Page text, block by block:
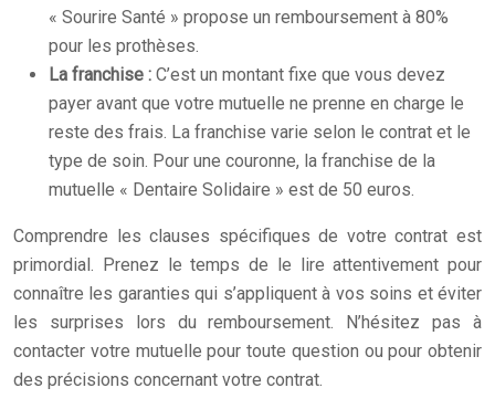
« Sourire Santé » propose un remboursement à 80%
pour les prothèses.
La franchise : C’est un montant fixe que vous devez
payer avant que votre mutuelle ne prenne en charge le
reste des frais. La franchise varie selon le contrat et le
type de soin. Pour une couronne, la franchise de la
mutuelle « Dentaire Solidaire » est de 50 euros.
Comprendre les clauses spécifiques de votre contrat est
primordial. Prenez le temps de le lire attentivement pour
connaître les garanties qui s’appliquent à vos soins et éviter
les surprises lors du remboursement. N’hésitez pas à
contacter votre mutuelle pour toute question ou pour obtenir
des précisions concernant votre contrat.